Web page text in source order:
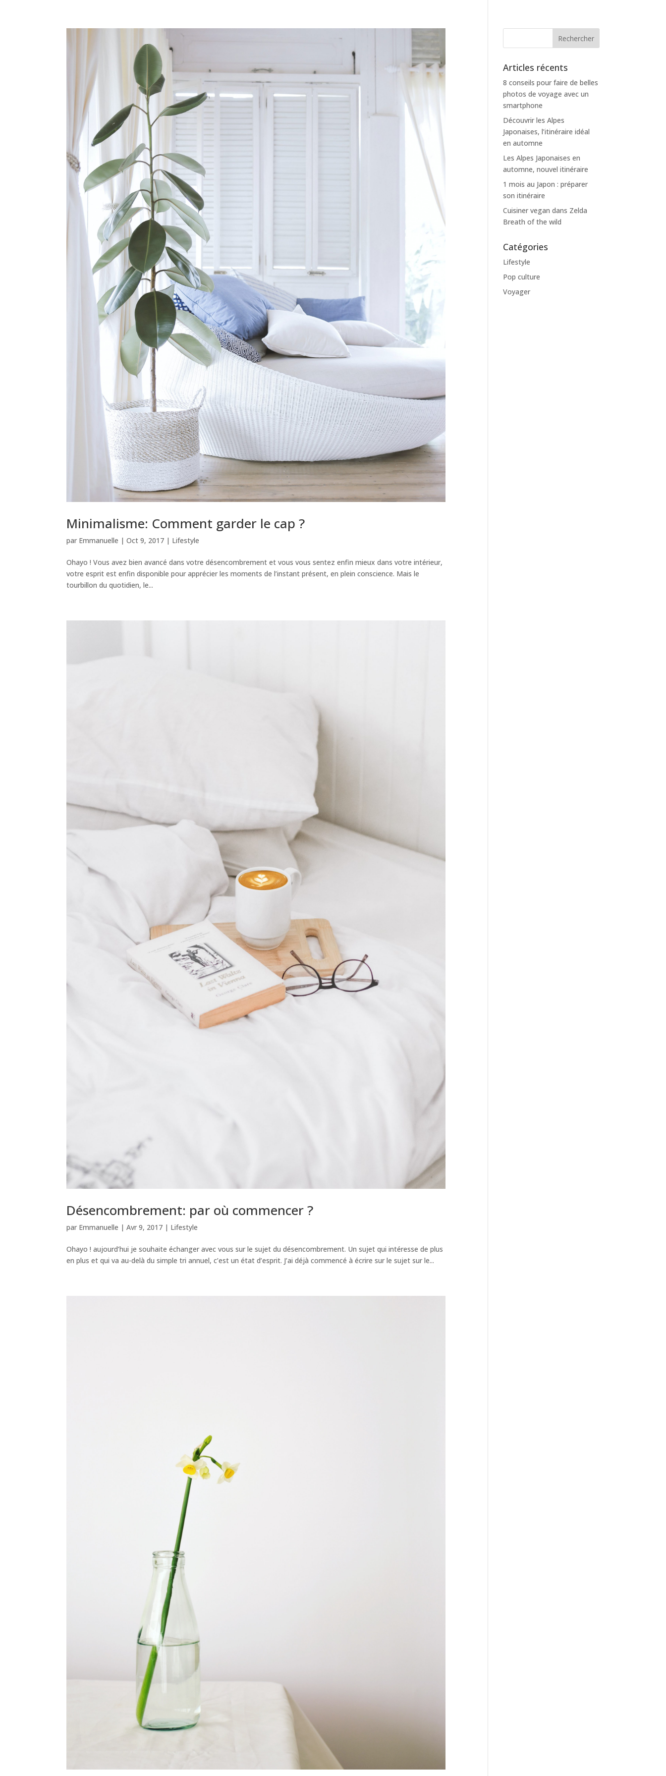
Minimalisme: Comment garder le cap ?
par Emmanuelle |Oct 9, 2017 | Lifestyle
Ohayo ! Vous avez bien avancé dans votre désencombrement et vous vous sentez enfin mieux dans votre intérieur,
votre esprit est enfin disponible pour apprécier les moments de l’instant présent, en plein conscience. Mais le
tourbillon du quotidien, le...
Désencombrement: par où commencer ?
par Emmanuelle |Avr 9, 2017 | Lifestyle
Ohayo ! aujourd’hui je souhaite échanger avec vous sur le sujet du désencombrement. Un sujet qui intéresse de plus
en plus et qui va au-delà du simple tri annuel, c’est un état d’esprit. J’ai déjà commencé à écrire sur le sujet sur le...
Articles récents
8 conseils pour faire de belles
photos de voyage avec un
smartphone
Découvrir les Alpes
Japonaises, l’itinéraire idéal
en automne
Les Alpes Japonaises en
automne, nouvel itinéraire
1 mois au Japon : préparer
son itinéraire
Cuisiner vegan dans Zelda
Breath of the wild
Catégories
Lifestyle
Pop culture
Voyager